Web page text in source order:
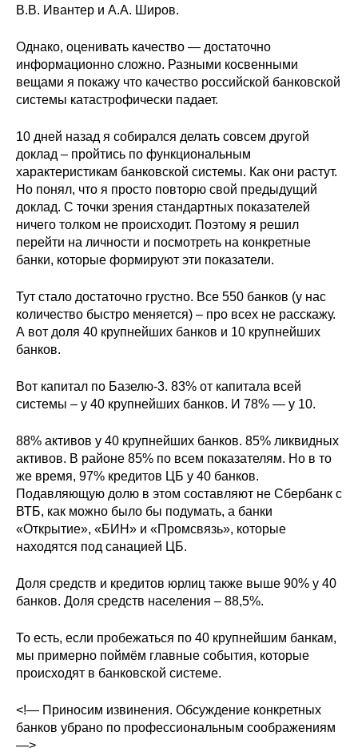
О совете
Регулярные прогнозы
Квартальный прогноз
Краткосрочный прогноз
Оценка индекса промышленного
производства
Центр «Климатическая политика и
экономика России»
Образование и карьера
Кафедра МАДИ
Аспирантура
Об аспирантуре
Обучение
Нормативные документы
О совете
В.В. Ивантер и А.А. Широв.
Однако, оценивать качество — достаточно
информационно сложно. Разными косвенными
вещами я покажу что качество российской банковской
системы катастрофически падает.
10 дней назад я собирался делать совсем другой
доклад – пройтись по функциональным
характеристикам банковской системы. Как они растут.
Но понял, что я просто повторю свой предыдущий
доклад. С точки зрения стандартных показателей
ничего толком не происходит. Поэтому я решил
перейти на личности и посмотреть на конкретные
банки, которые формируют эти показатели.
Тут стало достаточно грустно. Все 550 банков (у нас
количество быстро меняется) – про всех не расскажу.
А вот доля 40 крупнейших банков и 10 крупнейших
банков.
Вот капитал по Базелю-3. 83% от капитала всей
системы – у 40 крупнейших банков. И 78% — у 10.
88% активов у 40 крупнейших банков. 85% ликвидных
активов. В районе 85% по всем показателям. Но в то
же время, 97% кредитов ЦБ у 40 банков.
Подавляющую долю в этом составляют не Сбербанк с
ВТБ, как можно было бы подумать, а банки
«Открытие», «БИН» и «Промсвязь», которые
находятся под санацией ЦБ.
Доля средств и кредитов юрлиц также выше 90% у 40
банков. Доля средств населения – 88,5%.
То есть, если пробежаться по 40 крупнейшим банкам,
мы примерно поймём главные события, которые
происходят в банковской системе.
<!— Приносим извинения. Обсуждение конкретных
банков убрано по профессиональным соображениям
—>